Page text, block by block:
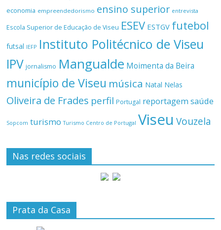
economia empreendedorismo ensino superior entrevista
Escola Superior de Educação de Viseu ESEV ESTGV futebol
futsal IEFP Instituto Politécnico de Viseu
IPV jornalismo Mangualde Moimenta da Beira
município de Viseu música Natal Nelas
Oliveira de Frades perfil Portugal reportagemsaúde
Sopcom turismo Turismo Centro de Portugal Viseu Vouzela
Nas redes sociais
Prata da Casa